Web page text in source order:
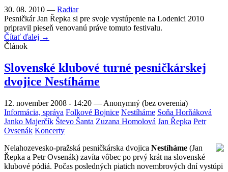
30. 08. 2010 — Radiar
Pesničkár Jan Řepka si pre svoje vystúpenie na Lodenici 2010
pripravil pieseň venovanú práve tomuto festivalu.
Čítať ďalej →
Článok
Slovenské klubové turné pesničkárskej
dvojice Nestíháme
12. november 2008 - 14:20 — Anonymný (bez overenia)
Informácia, správa Folkové Bojnice Nestíháme Soňa Horňáková
Janko Majerčík Števo Šanta Zuzana Homolová Jan Řepka Petr
Ovsenák Koncerty
Nelahozevesko-pražská pesničkárska dvojica Nestíháme (Jan
Řepka a Petr Ovsenák) zavíta vôbec po prvý krát na slovenské
klubové pódiá. Počas posledných piatich novembrových dní vystúpi